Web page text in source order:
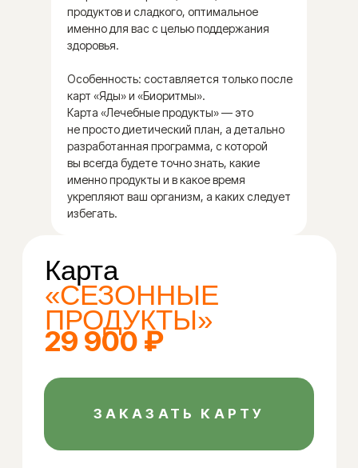
продуктов и сладкого, оптимальное
именно для вас с целью поддержания
здоровья.
Особенность: составляется только после
карт «Яды» и «Биоритмы».
Карта «Лечебные продукты» — это
не просто диетический план, а детально
разработанная программа, с которой
вы всегда будете точно знать, какие
именно продукты и в какое время
укрепляют ваш организм, а каких следует
избегать.
а требуют вдумчивого подхода.
Карта предоставляет вам чёткие
рекомендации по использованию
их по приёмам пищи таким
образом, чтобы они приносили
вашему организму только пользу,
питая ум вкусами, а тело — микро-
и макроэлементами. Теперь вам
не нужно гадать или
сомневаться — все продукты
на "осознанность" тщательно
исследованы на совместимость
по индивидуальным биоритмам.
Особенность: составляется только
после карт «Яды», «Биоритмы»,
«Лечебные продукты» и «Сезонные
продукты».
«НЕЙТРАЛИЗАТОРЫ
ЯДОВ»
49 900 ₽